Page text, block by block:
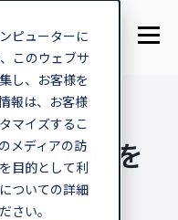
ピューターに
このウェブサ
し、お客様を
報は、お客様
マイズするこ
メディアの訪
目的として利
ついての詳細
さい。
・可視化を